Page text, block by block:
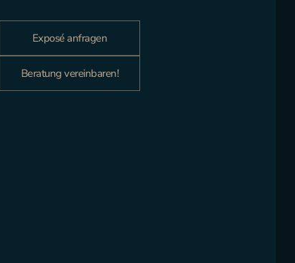
Beratung vereinbaren!
Exposé anfragen